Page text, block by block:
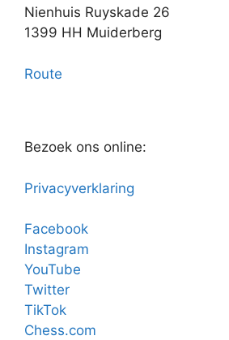
Nienhuis Ruyskade 26
1399 HH Muiderberg
Route
Bezoek ons online:
Privacyverklaring
Facebook
Instagram
YouTube
Twitter
TikTok
Chess.com